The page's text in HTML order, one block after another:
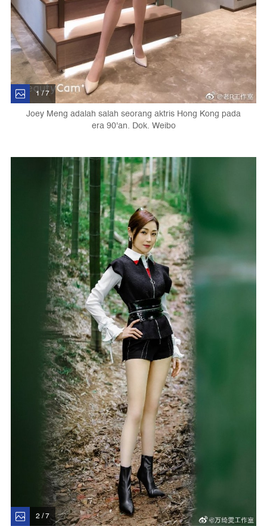
1 / 7
Joey Meng adalah salah seorang aktris Hong Kong pada
era 90'an. Dok. Weibo
2 / 7